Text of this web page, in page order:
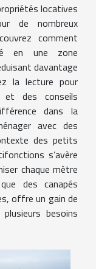
locatives
de nombreux
comment
en une zone
davantage
la lecture pour
et des conseils
dans la
avec des
des petits
s’avère
chaque mètre
des canapés
offre un gain de
besoins